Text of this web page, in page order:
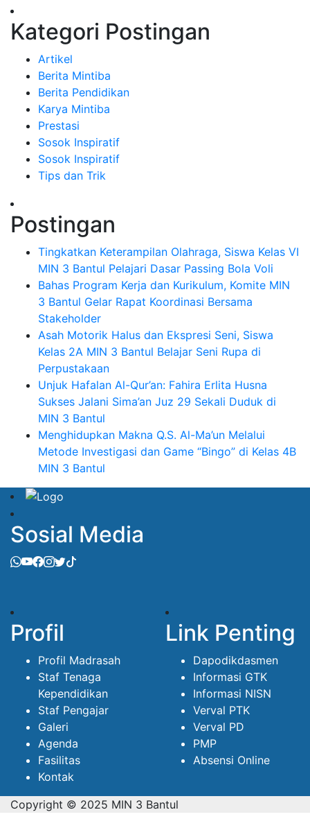
Kategori Postingan
Artikel
Berita Mintiba
Berita Pendidikan
Karya Mintiba
Prestasi
Sosok Inspiratif
Sosok Inspiratif
Tips dan Trik
Postingan
Tingkatkan Keterampilan Olahraga, Siswa Kelas VI
MIN 3 Bantul Pelajari Dasar Passing Bola Voli
Bahas Program Kerja dan Kurikulum, Komite MIN
3 Bantul Gelar Rapat Koordinasi Bersama
Stakeholder
Asah Motorik Halus dan Ekspresi Seni, Siswa
Kelas 2A MIN 3 Bantul Belajar Seni Rupa di
Perpustakaan
Unjuk Hafalan Al-Qur’an: Fahira Erlita Husna
Sukses Jalani Sima’an Juz 29 Sekali Duduk di
MIN 3 Bantul
Menghidupkan Makna Q.S. Al-Ma’un Melalui
Metode Investigasi dan Game “Bingo” di Kelas 4B
MIN 3 Bantul
Sosial Media
Profil
Profil Madrasah
Staf Tenaga
Kependidikan
Staf Pengajar
Galeri
Agenda
Fasilitas
Kontak
Link Penting
Dapodikdasmen
Informasi GTK
Informasi NISN
Verval PTK
Verval PD
PMP
Absensi Online
Copyright © 2025 MIN 3 Bantul